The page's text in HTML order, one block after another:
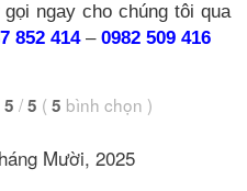
ngay cho chúng tôi qua
852 414– 0982 509 416
5 / 5 ( 5 bình chọn )
Mười, 2025